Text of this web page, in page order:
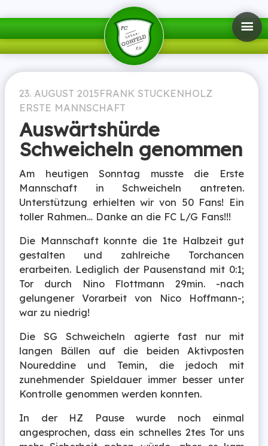
23. AUGUST 2015FRANK STUCKENHOLZ
ERSTE MANNSCHAFT
Auswärtshürde
Schweicheln genommen
Am heutigen Sonntag musste die Erste
Mannschaft in Schweicheln antreten.
Unterstützung erhielten wir von 50 Fans! Ein
toller Rahmen… Danke an die FC L/G Fans!!!
Die Mannschaft konnte die 1te Halbzeit gut
gestalten und zahlreiche Torchancen
erarbeiten. Lediglich der Pausenstand mit 0:1;
Tor durch Nino Flottmann 29min. -nach
gelungener Vorarbeit von Nico Hoffmann-;
war zu niedrig!
Die SG Schweicheln agierte fast nur mit
langen Bällen auf die beiden Aktivposten
Noureddine und Temin, die jedoch mit
zunehmender Spieldauer immer besser unter
Kontrolle genommen werden konnten.
In der HZ Pause wurde noch einmal
angesprochen, dass ein schnelles 2tes Tor uns